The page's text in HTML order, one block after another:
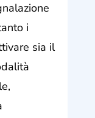
i
sia il